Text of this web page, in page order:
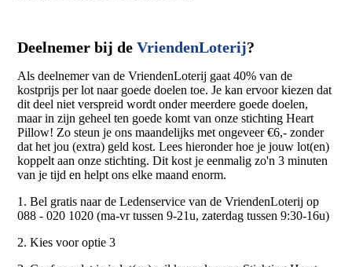
Deelnemer bij deVriendenLoterij?
Als deelnemer van de VriendenLoterij gaat 40% van de
kostprijs per lot naar goede doelen toe. Je kan ervoor kiezen dat
dit deel niet verspreid wordt onder meerdere goede doelen,
maar in zijn geheel ten goede komt van onze stichting Heart
Pillow! Zo steun je ons maandelijks met ongeveer €6,- zonder
dat het jou (extra) geld kost. Lees hieronder hoe je jouw lot(en)
koppelt aan onze stichting. Dit kost je eenmalig zo'n 3 minuten
van je tijd en helpt ons elke maand enorm.
1. Bel gratis naar de Ledenservice van de VriendenLoterij op
088 - 020 1020 (ma-vr tussen 9-21u, zaterdag tussen 9:30-16u)
2. Kies voor optie 3